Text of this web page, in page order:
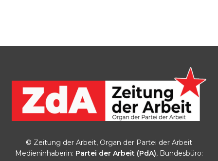
© Zeitung der Arbeit, Organ der Partei der Arbeit
Medieninhaberin: Partei der Arbeit (PdA), Bundesbüro: